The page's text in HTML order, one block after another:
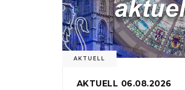
AKTUELL
AKTUELL 06.08.2026